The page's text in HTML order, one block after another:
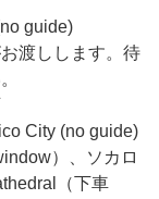
guide)
渡しします。待
City (no guide)
）、ソカロ
（下車